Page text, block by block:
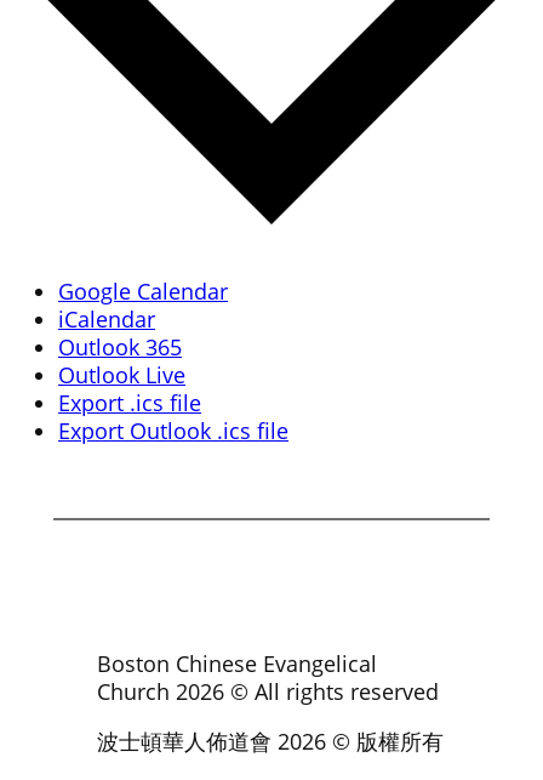
Google Calendar
iCalendar
Outlook 365
Outlook Live
Export .ics file
Export Outlook .ics file
Boston Chinese Evangelical
Church 2026© All rights reserved
波士頓華人佈道會 2026© 版權所有